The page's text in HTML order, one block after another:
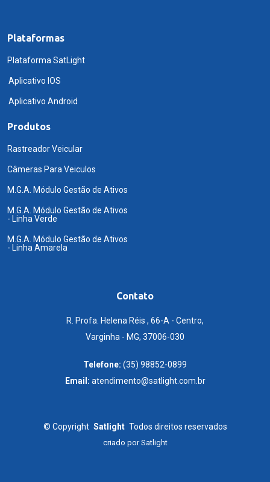
Plataformas
Plataforma SatLight
Aplicativo IOS
Aplicativo Android
Produtos
Rastreador Veicular
Câmeras Para Veiculos
M.G.A. Módulo Gestão de Ativos
M.G.A. Módulo Gestão de Ativos
- Linha Verde
M.G.A. Módulo Gestão de Ativos
- Linha Amarela
Contato
R. Profa. Helena Réis , 66-A - Centro,
Varginha - MG, 37006-030
Telefone: (35) 98852-0899
Email: atendimento@satlight.com.br
© Copyright Satlight Todos direitos reservados
criado porSatlight